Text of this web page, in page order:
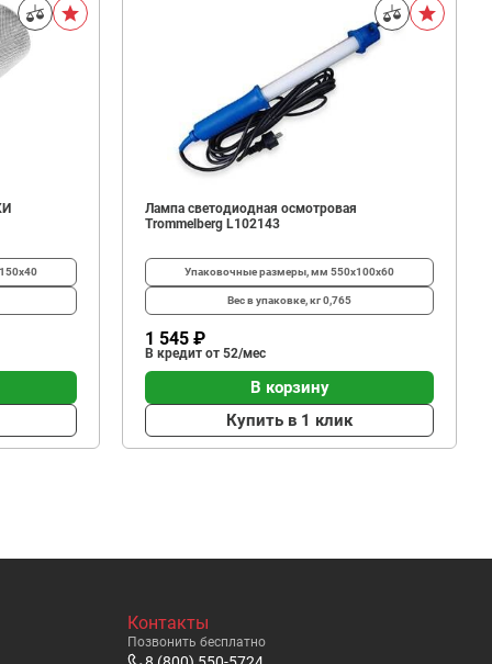
Лампа светодиодная осмотровая
Trommelberg L102143
Упаковочные размеры, мм 550х100х60
Вес в упаковке, кг0,765
1 545 ₽
В кредит от 52/мес
В корзину
Купить в 1 клик
Контакты
Позвонить бесплатно